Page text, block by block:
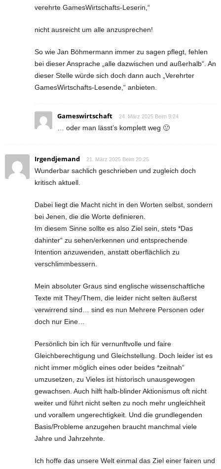
verehrte GamesWirtschafts-Leserin,“
nicht ausreicht um alle anzusprechen!
So wie Jan Böhmermann immer zu sagen pflegt, fehlen
bei dieser Ansprache „alle dazwischen und außerhalb“. An
dieser Stelle würde sich doch dann auch „Verehrter
GamesWirtschafts-Lesende,“ anbieten.
Gameswirtschaft 24. März 2025 Beim 9:24
… oder man lässt’s komplett weg 🙂
Irgendjemand 21. März 2025 Beim 20:25
Wunderbar sachlich geschrieben und zugleich doch
kritisch aktuell.
Dabei liegt die Macht nicht in den Worten selbst, sondern
bei Jenen, die die Worte definieren.
Im diesem Sinne sollte es also Ziel sein, stets *Das
dahinter“ zu sehen/erkennen und entsprechende
Intention anzuwenden, anstatt oberflächlich zu
verschlimmbessern.
Mein absoluter Graus sind englische wissenschaftliche
Texte mit They/Them, die leider nicht selten äußerst
verwirrend sind… sind es nun Mehrere Personen oder
doch nur Eine…
Persönlich bin ich für vernunftvolle und faire
Gleichberechtigung und Gleichstellung. Doch leider ist es
nicht immer möglich eines oder beides *zeitnah“
umzusetzen, zu Vieles ist historisch unausgewogen
gewachsen. Auch hilft halb-blinder Aktionismus oft nicht
weiter und führt nicht selten zu noch mehr ungleichheit
und vorallem ungerechtigkeit. Und die grundlegenden
Basis/Probleme anzugehen braucht manchmal viele
Jahre und Jahrzehnte.
Ich hoffe das unsere Welt einmal das Ziel einer fairen und